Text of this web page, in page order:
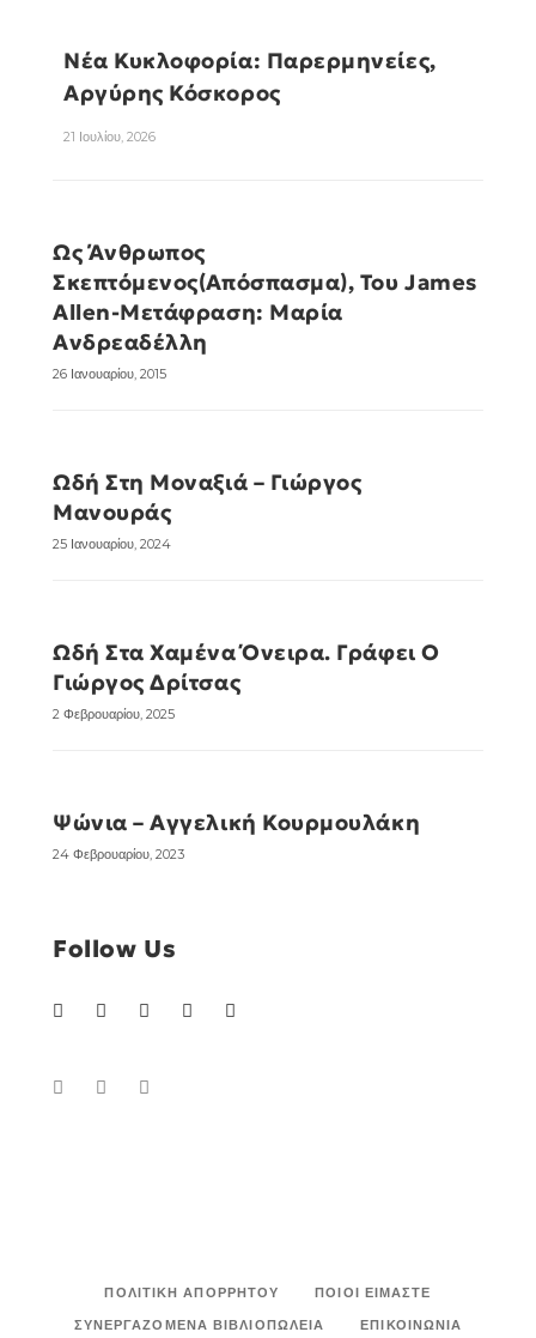
Νέα Κυκλοφορία: Παρερμηνείες,
Αργύρης Κόσκορος
21 Ιουλίου, 2026
Ως Άνθρωπος
Σκεπτόμενος(Απόσπασμα), Του James
Allen-Μετάφραση: Μαρία
Ανδρεαδέλλη
26 Ιανουαρίου, 2015
Ωδή Στη Μοναξιά – Γιώργος
Μανουράς
25 Ιανουαρίου, 2024
Ωδή Στα Χαμένα Όνειρα. Γράφει Ο
Γιώργος Δρίτσας
2 Φεβρουαρίου, 2025
Ψώνια – Αγγελική Κουρμουλάκη
24 Φεβρουαρίου, 2023
Follow Us
ΠΟΛΙΤΙΚΉ ΑΠΟΡΡΉΤΟΥ
ΠΟΙΟΙ ΕΊΜΑΣΤΕ
ΣΥΝΕΡΓΑΖΌΜΕΝΑ ΒΙΒΛΙΟΠΩΛΕΊΑ
ΕΠΙΚΟΙΝΩΝΊΑ